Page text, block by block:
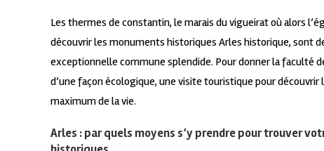
Les thermes de constantin, le marais du vigueirat où alors
découvrir les monuments historiques Arles historique, sont
exceptionnelle commune splendide. Pour donner la faculté
d’une façon écologique, une visite touristique pour
maximum de la vie.
Arles : par quels moyens s’y prendre pour trouver